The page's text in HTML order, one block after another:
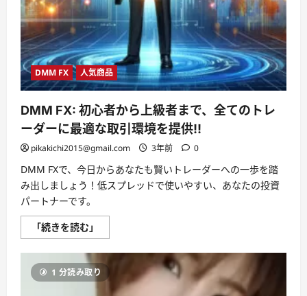
DMM FX 人気商品
DMM FX: 初心者から上級者まで、全てのトレ
ーダーに最適な取引環境を提供!!
pikakichi2015@gmail.com 3年前 0
DMM FXで、今日からあなたも賢いトレーダーへの一歩を踏
み出しましょう！低スプレッドで使いやすい、あなたの投資
パートナーです。
「続きを読む」
FX:
心
者
か
ら
1 分読み取り